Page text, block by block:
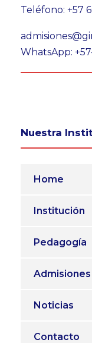
Teléfono: +57
WhatsApp:
Nuestra
Home
Institución
Pedagogía
Admisiones
Noticias
Contacto